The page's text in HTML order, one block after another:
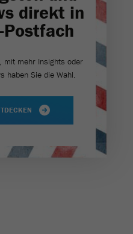
direkt in
Postfach
mit mehr Insights oder
haben Sie die Wahl.